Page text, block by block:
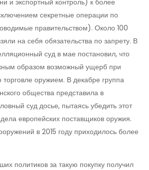
и экспортный контроль) к более
секретные операции по
правительством). Около 100
на себя обязательства по запрету. В
суд в мае постановил, что
образом возможный ущерб при
оружием. В декабре группа
общества представила в
суд досье, пытаясь убедить этот
европейских поставщиков оружия.
в 2015 году приходилось более
политиков за такую покупку получил